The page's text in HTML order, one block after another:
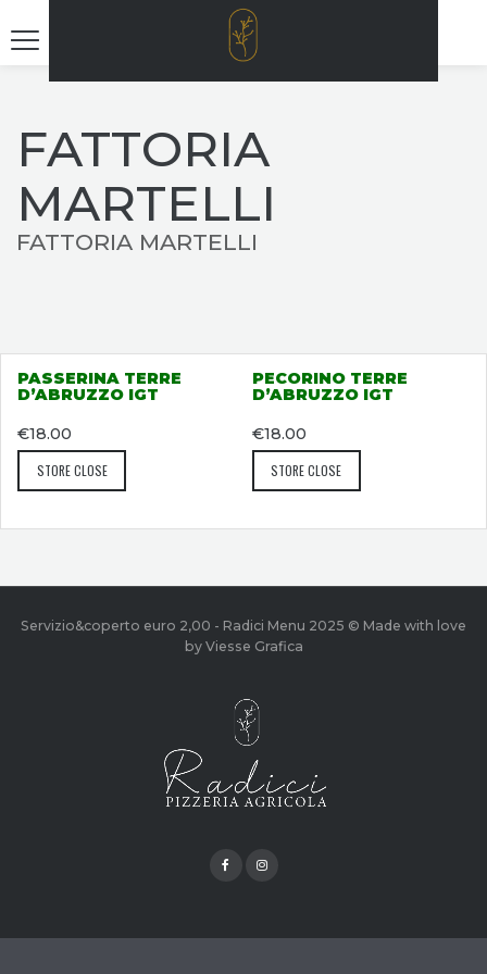
FATTORIA
MARTELLI
FATTORIA MARTELLI
PASSERINA TERRE
D’ABRUZZO IGT
€18.00
STORE CLOSE
PECORINO TERRE
D’ABRUZZO IGT
€18.00
STORE CLOSE
Servizio&coperto euro 2,00 - Radici Menu 2025 © Made with love
by Viesse Grafica